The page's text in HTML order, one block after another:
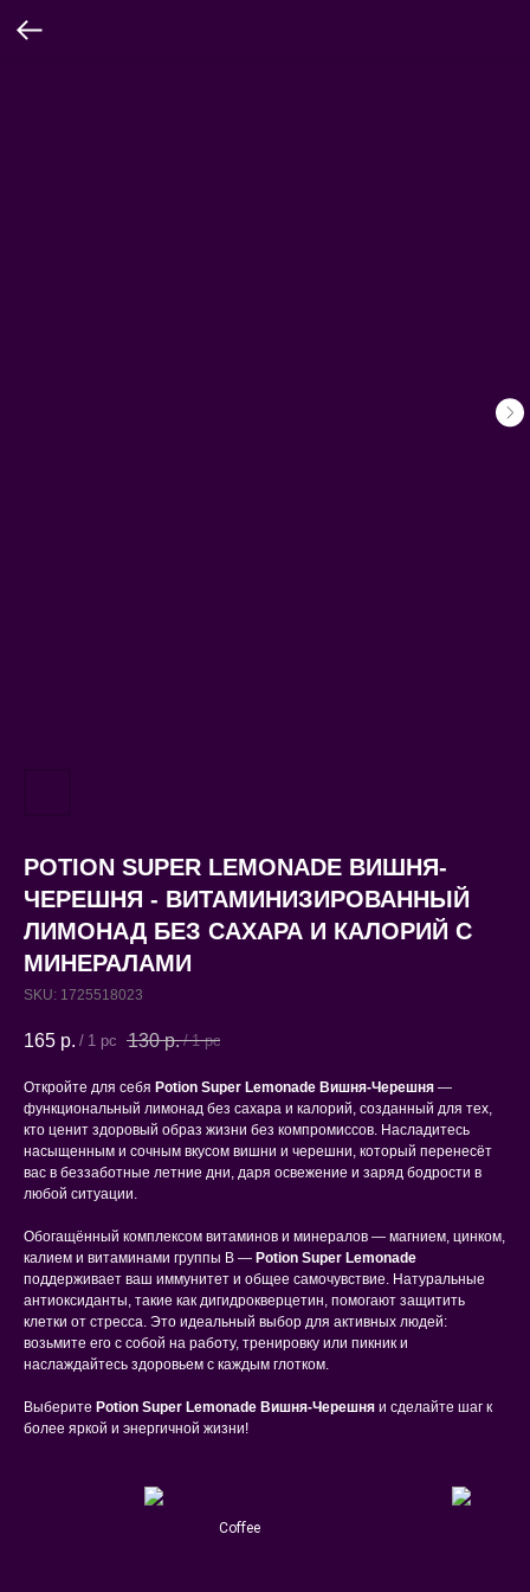
POTION SUPER LEMONADE ВИШНЯ-
ЧЕРЕШНЯ - ВИТАМИНИЗИРОВАННЫЙ
ЛИМОНАД БЕЗ САХАРА И КАЛОРИЙ С
МИНЕРАЛАМИ
SKU: 1725518023
165 р. / 1 pc 130 р. / 1 pc
Откройте для себя Potion Super Lemonade Вишня-Черешня —
функциональный лимонад без сахара и калорий, созданный для тех,
кто ценит здоровый образ жизни без компромиссов. Насладитесь
насыщенным и сочным вкусом вишни и черешни, который перенесёт
вас в беззаботные летние дни, даря освежение и заряд бодрости в
любой ситуации.
Обогащённый комплексом витаминов и минералов — магнием, цинком,
калием и витаминами группы B — Potion Super Lemonade
поддерживает ваш иммунитет и общее самочувствие. Натуральные
антиоксиданты, такие как дигидрокверцетин, помогают защитить
клетки от стресса. Это идеальный выбор для активных людей:
возьмите его с собой на работу, тренировку или пикник и
наслаждайтесь здоровьем с каждым глотком.
Выберите Potion Super Lemonade Вишня-Черешня и сделайте шаг к
более яркой и энергичной жизни!
Сoffee